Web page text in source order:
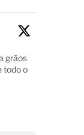
grãos
todo o